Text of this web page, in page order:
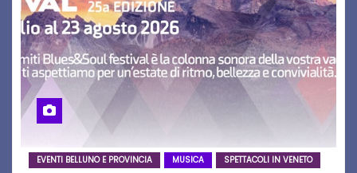
EVENTI BELLUNO E PROVINCIA MUSICA SPETTACOLI IN VENETO